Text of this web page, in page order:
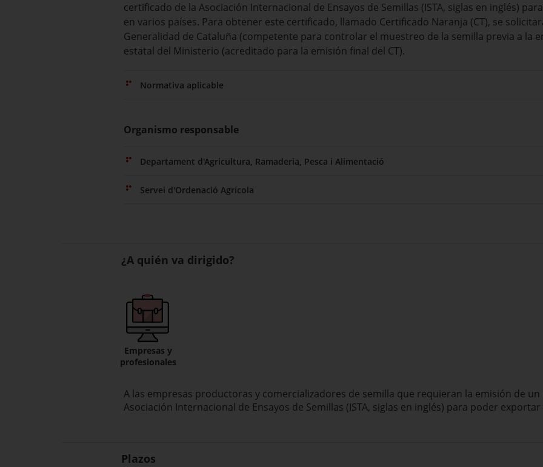
certificado de la Asociación Internacional de Ensayos de Semillas (ISTA, siglas en inglés)
en varios países. Para obtener este certificado, llamado Certificado Naranja (CT), se
Generalidad de Cataluña (competente para controlar el muestreo de la semilla previa a la
estatal del Ministerio (acreditado para la emisión final del CT).
Normativa aplicable
Organismo responsable
Departament d'Agricultura, Ramaderia, Pesca i Alimentació
Servei d'Ordenació Agrícola
¿A quién va dirigido?
Empresas y
profesionales
A las empresas productoras y comercializadores de semilla que requieran la emisión de un
Asociación Internacional de Ensayos de Semillas (ISTA, siglas en inglés) para poder exportar
Plazos